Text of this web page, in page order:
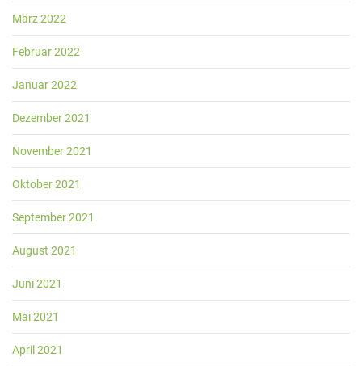
März 2022
Februar 2022
Januar 2022
Dezember 2021
November 2021
Oktober 2021
September 2021
August 2021
Juni 2021
Mai 2021
April 2021